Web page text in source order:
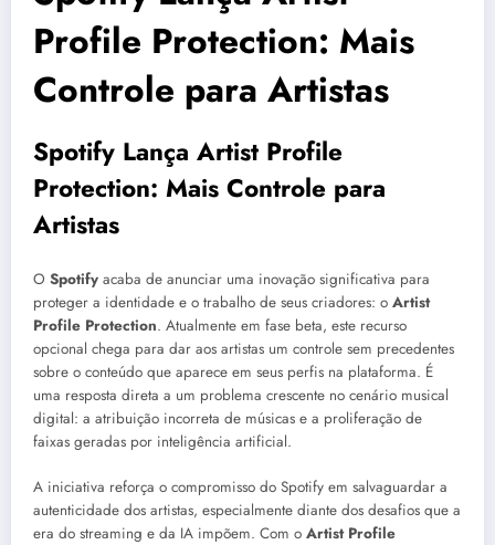
Profile Protection: Mais
Controle para Artistas
Spotify Lança Artist Profile
Protection: Mais Controle para
Artistas
O Spotify acaba de anunciar uma inovação significativa para
proteger a identidade e o trabalho de seus criadores: o Artist
Profile Protection. Atualmente em fase beta, este recurso
opcional chega para dar aos artistas um controle sem precedentes
sobre o conteúdo que aparece em seus perfis na plataforma. É
uma resposta direta a um problema crescente no cenário musical
digital: a atribuição incorreta de músicas e a proliferação de
faixas geradas por inteligência artificial.
A iniciativa reforça o compromisso do Spotify em salvaguardar a
autenticidade dos artistas, especialmente diante dos desafios que a
era do streaming e da IA impõem. Com o Artist Profile